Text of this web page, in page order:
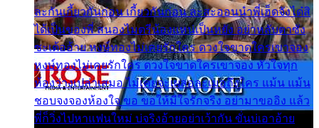
ละกันเกี้ยวกันก่อน เกี้ยวกันก่อน ละสะออนนำพี่เฮ็ดจังได๋สิ
ได้เป็นของพี่ สนองไมตรีน้องแหน่เป็นหยัง อย่าหลับตาซัง
ซะเด้ออ้าย หงษ์ทองไม่เคยรักใคร ดวงใจขาดใครเขาจอง
หงษ์ทองไม่เคยรักใคร ดวงใจขาดใครเขาจอง หัวใจทุก
ห้องว่างเปล่าเสมอ ไม่เคยจะเผลอละเมอถึงใคร แม้น แม้น
ชอบจงจองห้องใจ ขอ ขอให้มีใจรักจริง อย่ามาขออิง แล้ว
พี่ก็วิ่งไปหาแฟนใหม่ บ่จริงอ้ายอย่าเว้ากัน ขั่นบ่เอาอ้าย